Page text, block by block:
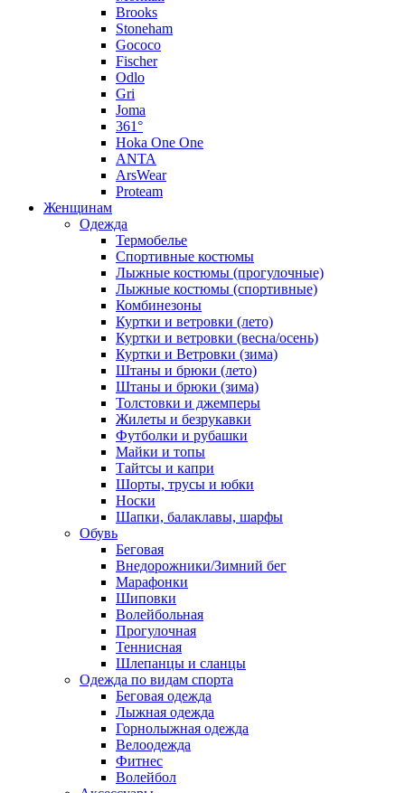
Brooks
Stoneham
Gococo
Fischer
Odlo
Gri
Joma
361°
Hoka One One
ANTA
ArsWear
Proteam
Женщинам
Одежда
Термобелье
Спортивные костюмы
Лыжные костюмы (прогулочные)
Лыжные костюмы (спортивные)
Комбинезоны
Куртки и ветровки (лето)
Куртки и ветровки (весна/осень)
Куртки и Ветровки (зима)
Штаны и брюки (лето)
Штаны и брюки (зима)
Толстовки и джемперы
Жилеты и безрукавки
Футболки и рубашки
Майки и топы
Тайтсы и капри
Шорты, трусы и юбки
Носки
Шапки, балаклавы, шарфы
Обувь
Беговая
Внедорожники/Зимний бег
Марафонки
Шиповки
Волейбольная
Прогулочная
Теннисная
Шлепанцы и сланцы
Одежда по видам спорта
Беговая одежда
Лыжная одежда
Горнолыжная одежда
Велоодежда
Фитнес
Волейбол